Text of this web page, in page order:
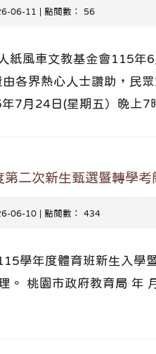
06-11 | 點閱數： 56
紙風車文教基金會115
各界熱心人士讚助，民
7月24日(星期五）晚上7
二次新生甄選暨轉學考
06-10 | 點閱數： 434
學年度體育班新生入學
。 桃園市政府教育局 年